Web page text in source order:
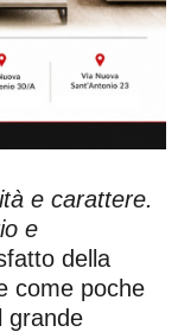
e carattere.
e
della
come poche
grande